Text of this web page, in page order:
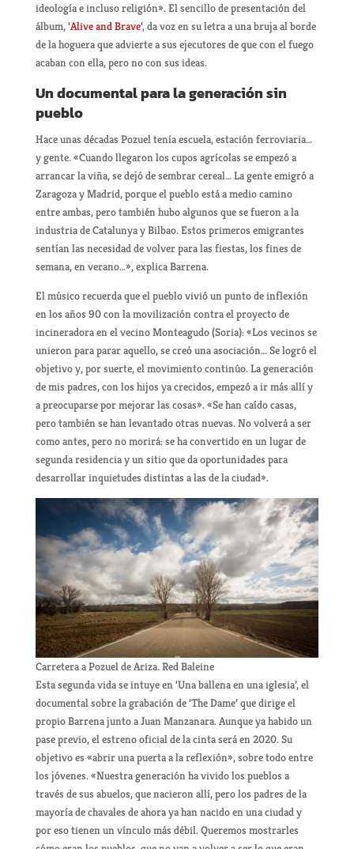
ideología e incluso religión». El sencillo de presentación del
álbum, ‘Alive and Brave‘, da voz en su letra a una bruja al borde
de la hoguera que advierte a sus ejecutores de que con el fuego
acaban con ella, pero no con sus ideas.
Un documental para la generación sin
pueblo
Hace unas décadas Pozuel tenía escuela, estación ferroviaria…
y gente. «Cuando llegaron los cupos agrícolas se empezó a
arrancar la viña, se dejó de sembrar cereal… La gente emigró a
Zaragoza y Madrid, porque el pueblo está a medio camino
entre ambas, pero también hubo algunos que se fueron a la
industria de Catalunya y Bilbao. Estos primeros emigrantes
sentían las necesidad de volver para las fiestas, los fines de
semana, en verano…», explica Barrena.
El músico recuerda que el pueblo vivió un punto de inflexión
en los años 90 con la movilización contra el proyecto de
incineradora en el vecino Monteagudo (Soria): «Los vecinos se
unieron para parar aquello, se creó una asociación… Se logró el
objetivo y, por suerte, el movimiento continúo. La generación
de mis padres, con los hijos ya crecidos, empezó a ir más allí y
a preocuparse por mejorar las cosas». «Se han caído casas,
pero también se han levantado otras nuevas. No volverá a ser
como antes, pero no morirá: se ha convertido en un lugar de
segunda residencia y un sitio que da oportunidades para
desarrollar inquietudes distintas a las de la ciudad».
Carretera a Pozuel de Ariza. Red Baleine
Esta segunda vida se intuye en ‘Una ballena en una iglesia’, el
documental sobre la grabación de ‘The Dame’ que dirige el
propio Barrena junto a Juan Manzanara. Aunque ya habido un
pase previo, el estreno oficial de la cinta será en 2020. Su
objetivo es «abrir una puerta a la reflexión», sobre todo entre
los jóvenes. «Nuestra generación ha vivido los pueblos a
través de sus abuelos, que nacieron allí, pero los padres de la
mayoría de chavales de ahora ya han nacido en una ciudad y
por eso tienen un vínculo más débil. Queremos mostrarles